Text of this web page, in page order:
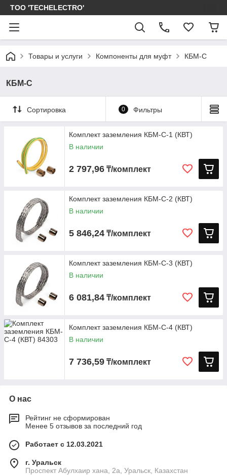
ТОО 'TECHELECTRO'
Товары и услуги Компоненты для муфт КБМ-С
КБМ-С
Сортировка 0 Фильтры
Комплект заземления КБМ-С-1 (КВТ)
В наличии
2 797,96 ₸/комплект
Комплект заземления КБМ-С-2 (КВТ)
В наличии
5 846,24 ₸/комплект
Комплект заземления КБМ-С-3 (КВТ)
В наличии
6 081,84 ₸/комплект
Комплект заземления КБМ-С-4 (КВТ)
В наличии
7 736,59 ₸/комплект
О нас
Рейтинг не сформирован
Менее 5 отзывов за последний год
Работает с 12.03.2021
г. Уральск
Проспект Абулхаир хана, 2а, Уральск, Казахстан